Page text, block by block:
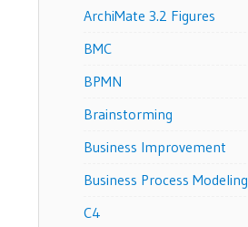
ArchiMate 3.2 Figures
BMC
BPMN
Brainstorming
Business Improvement
Business Process Modeling
C4